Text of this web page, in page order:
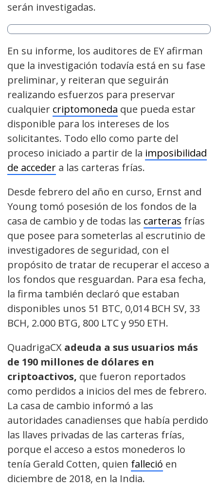
serán investigadas.
En su informe, los auditores de EY afirman
que la investigación todavía está en su fase
preliminar, y reiteran que seguirán
realizando esfuerzos para preservar
cualquier criptomoneda que pueda estar
disponible para los intereses de los
solicitantes. Todo ello como parte del
proceso iniciado a partir de la imposibilidad
de acceder a las carteras frías.
Desde febrero del año en curso, Ernst and
Young tomó posesión de los fondos de la
casa de cambio y de todas las carteras frías
que posee para someterlas al escrutinio de
investigadores de seguridad, con el
propósito de tratar de recuperar el acceso a
los fondos que resguardan. Para esa fecha,
la firma también declaró que estaban
disponibles unos 51 BTC, 0,014 BCH SV, 33
BCH, 2.000 BTG, 800 LTC y 950 ETH.
QuadrigaCX adeuda a sus usuarios más
de 190 millones de dólares en
criptoactivos, que fueron reportados
como perdidos a inicios del mes de febrero.
La casa de cambio informó a las
autoridades canadienses que había perdido
las llaves privadas de las carteras frías,
porque el acceso a estos monederos lo
tenía Gerald Cotten, quien falleció en
diciembre de 2018, en la India.